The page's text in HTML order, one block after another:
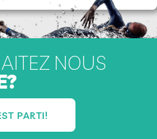
NOUS
PARTI!